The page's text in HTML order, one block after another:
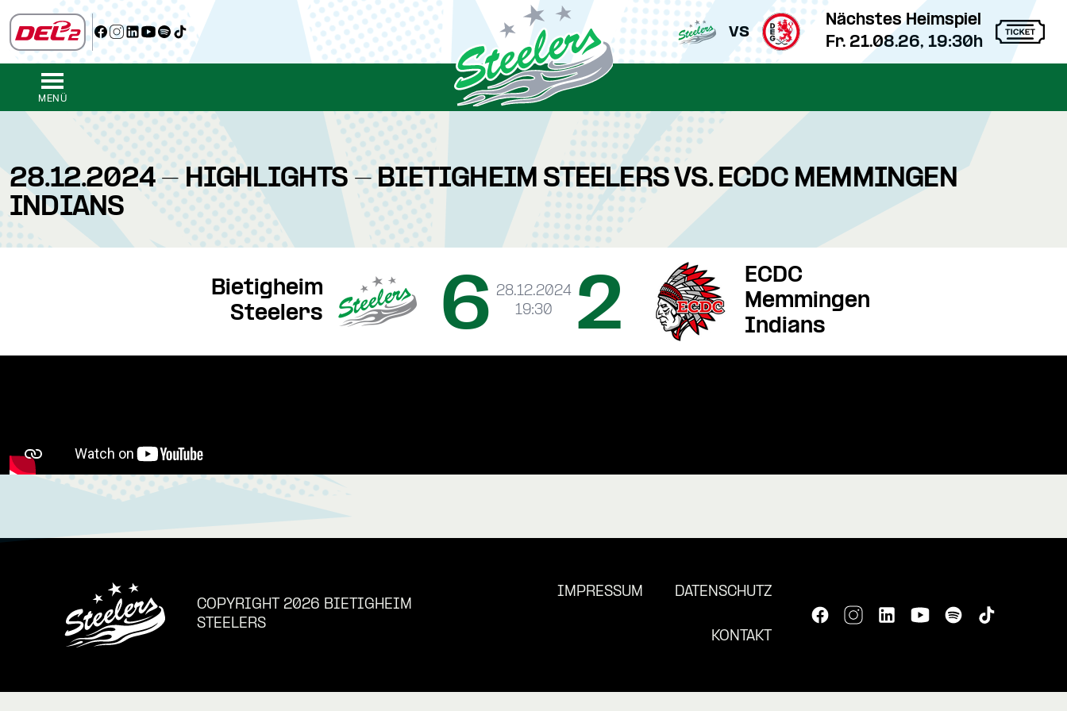
vs
Nächstes Heimspiel
Fr. 21.08.26, 19:30h
MENÜ
28.12.2024 - HIGHLIGHTS - BIETIGHEIM STEELERS VS. ECDC MEMMINGEN
INDIANS
Bietigheim
Steelers
6 28.12.2024
19:30
ECDC
Memmingen
Indians
2
COPYRIGHT 2026 BIETIGHEIM
STEELERS
IMPRESSUM DATENSCHUTZ
KONTAKT